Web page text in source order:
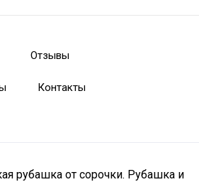
Отзывы
Контакты
рубашка от сорочки. Рубашка и